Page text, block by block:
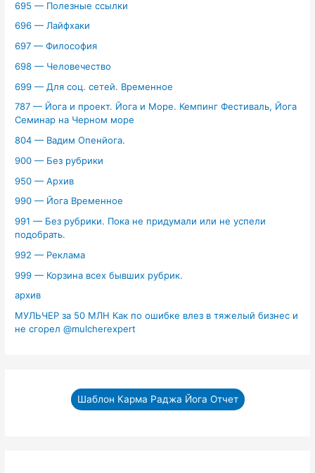
695 — Полезные ссылки
696 — Лайфхаки
697 — Философия
698 — Человечество
699 — Для соц. сетей. Временное
787 — Йога и проект. Йога и Море. Кемпинг Фестиваль, Йога
Семинар на Черном море
804 — Вадим Опенйога.
900 — Без рубрики
950 — Архив
990 — Йога Временное
991 — Без рубрики. Пока не придумали или не успели
подобрать.
992 — Реклама
999 — Корзина всех бывших рубрик.
архив
МУЛЬЧЕР за 50 МЛН Как по ошибке влез в тяжелый бизнес и
не сгорел ‪@mulcherexpert‬​
Шаблон Карма Раджа Йога Отчет